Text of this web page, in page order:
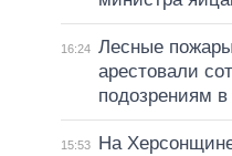
16:24 Лесные
арестовали
подозрениям в
15:53
На